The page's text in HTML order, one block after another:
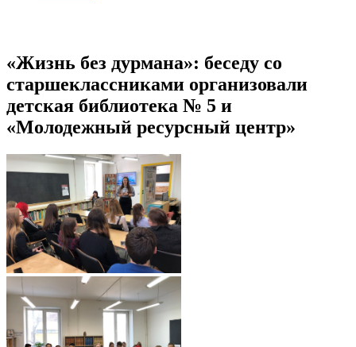
«Жизнь без дурмана»: беседу со
старшеклассниками организовали
детская библиотека № 5 и
«Молодежный ресурсный центр»